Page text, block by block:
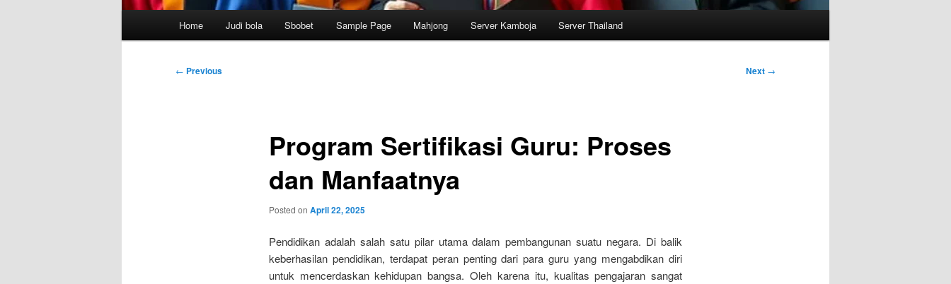
Home Judi bola Sbobet Sample Page Mahjong Server Kamboja Server Thailand
Post
← Previous Next →
Program Sertifikasi Guru: Proses
dan Manfaatnya
Posted on April 22, 2025
Pendidikan adalah salah satu pilar utama dalam pembangunan suatu negara. Di balik
keberhasilan pendidikan, terdapat peran penting dari para guru yang mengabdikan diri
untuk mencerdaskan kehidupan bangsa. Oleh karena itu, kualitas pengajaran sangat